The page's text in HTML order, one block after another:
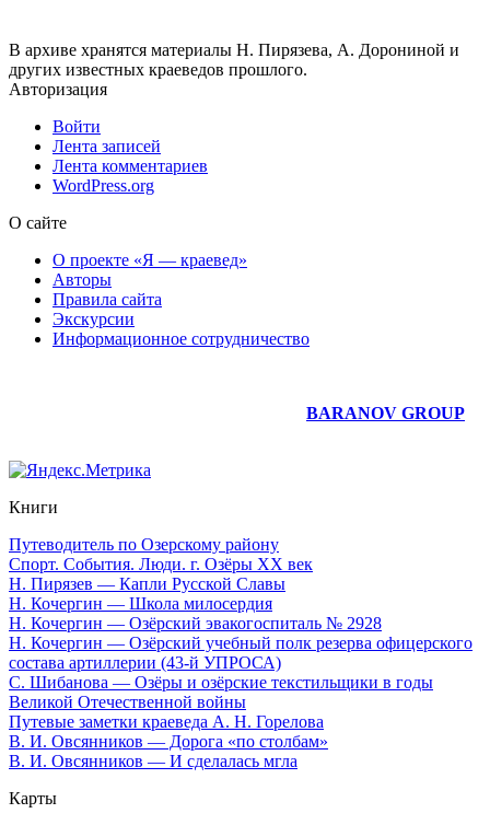
В архиве хранятся материалы Н. Пирязева, А. Дорониной и
других известных краеведов прошлого.
Авторизация
Войти
Лента записей
Лента комментариев
WordPress.org
О сайте
О проекте «Я — краевед»
Авторы
Правила сайта
Экскурсии
Информационное сотрудничество
BARANOV GROUP
Книги
Путеводитель по Озерскому району
Спорт. События. Люди. г. Озёры XX век
Н. Пирязев — Капли Русской Славы
Н. Кочергин — Школа милосердия
Н. Кочергин — Озёрский эвакогоспиталь № 2928
Н. Кочергин — Озёрский учебный полк резерва офицерского
состава артиллерии (43-й УПРОСА)
С. Шибанова — Озёры и озёрские текстильщики в годы
Великой Отечественной войны
Путевые заметки краеведа А. Н. Горелова
В. И. Овсянников — Дорога «по столбам»
В. И. Овсянников — И сделалась мгла
Карты